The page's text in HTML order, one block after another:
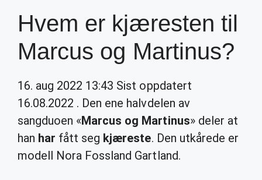
Hvem er kjæresten til
Marcus og Martinus?
16. aug 2022 13:43 Sist oppdatert
16.08.2022 . Den ene halvdelen av
sangduoen «Marcus og Martinus» deler at
han har fått seg kjæreste. Den utkårede er
modell Nora Fossland Gartland.